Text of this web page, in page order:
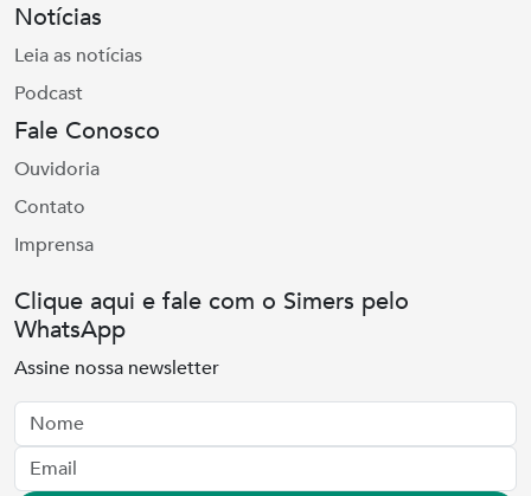
Notícias
Leia as notícias
Podcast
Fale Conosco
Ouvidoria
Contato
Imprensa
Clique aqui e fale com o Simers pelo
WhatsApp
Assine nossa newsletter
Nome
Email